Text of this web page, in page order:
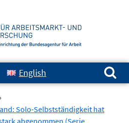
English
Suchen nach:
Solo-Selbstständigkeit hat
abgenommen (Serie